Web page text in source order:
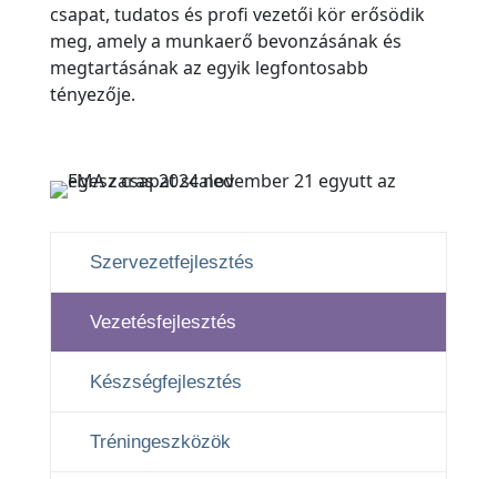
csapat, tudatos és profi vezetői kör erősödik
meg, amely a munkaerő bevonzásának és
megtartásának az egyik legfontosabb
tényezője.
Szervezetfejlesztés
Vezetésfejlesztés
Készségfejlesztés
Tréningeszközök